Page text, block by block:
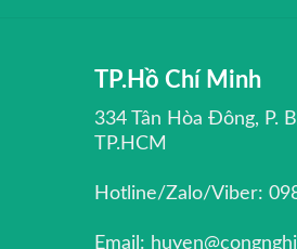
TP.Hồ Chí Minh
334 Tân Hòa Đông, P.
TP.HCM
Hotline/Zalo/Viber:
Email: